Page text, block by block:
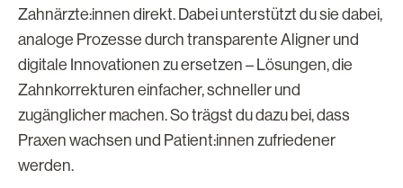
Zahnärzte:innen direkt. Dabei unterstützt du sie dabei,
analoge Prozesse durch transparente Aligner und
digitale Innovationen zu ersetzen – Lösungen, die
Zahnkorrekturen einfacher, schneller und
zugänglicher machen. So trägst du dazu bei, dass
Praxen wachsen und Patient:innen zufriedener
werden.